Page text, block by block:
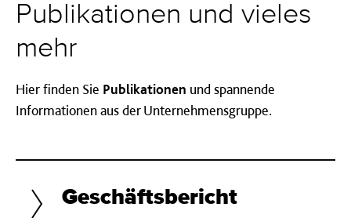
Publi­kationen und vieles
mehr
Hier finden Sie Publikationen und spannende
Informationen aus der Unternehmensgruppe.
Geschäftsbericht